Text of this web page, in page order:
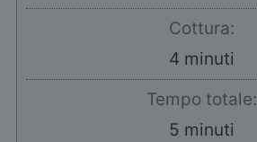
Cottura:
4minuti
minuti
Tempo totale:
5 minuti
minuti